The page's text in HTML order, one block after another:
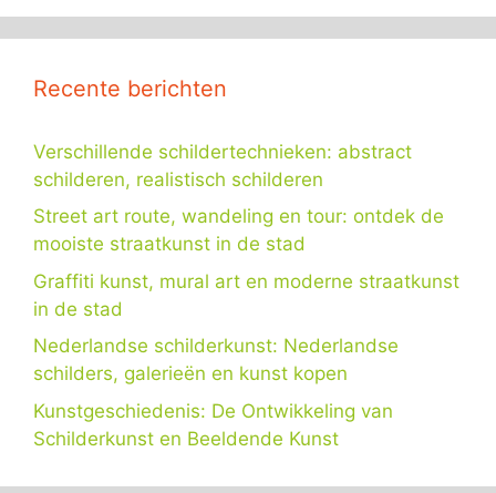
Recente berichten
Verschillende schildertechnieken: abstract
schilderen, realistisch schilderen
Street art route, wandeling en tour: ontdek de
mooiste straatkunst in de stad
Graffiti kunst, mural art en moderne straatkunst
in de stad
Nederlandse schilderkunst: Nederlandse
schilders, galerieën en kunst kopen
Kunstgeschiedenis: De Ontwikkeling van
Schilderkunst en Beeldende Kunst